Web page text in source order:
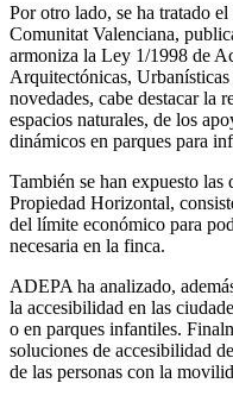
Por otro lado, se ha tratado
Comunitat Valenciana,
armoniza la Ley 1/1998 de
Arquitectónicas,
novedades, cabe destacar la
espacios naturales, de los
dinámicos en parques para
También se han expuesto las
Propiedad Horizontal,
del límite económico para
necesaria en la finca.
ADEPA ha analizado,
la accesibilidad en las
o en parques infantiles.
soluciones de accesibilidad
de las personas con la